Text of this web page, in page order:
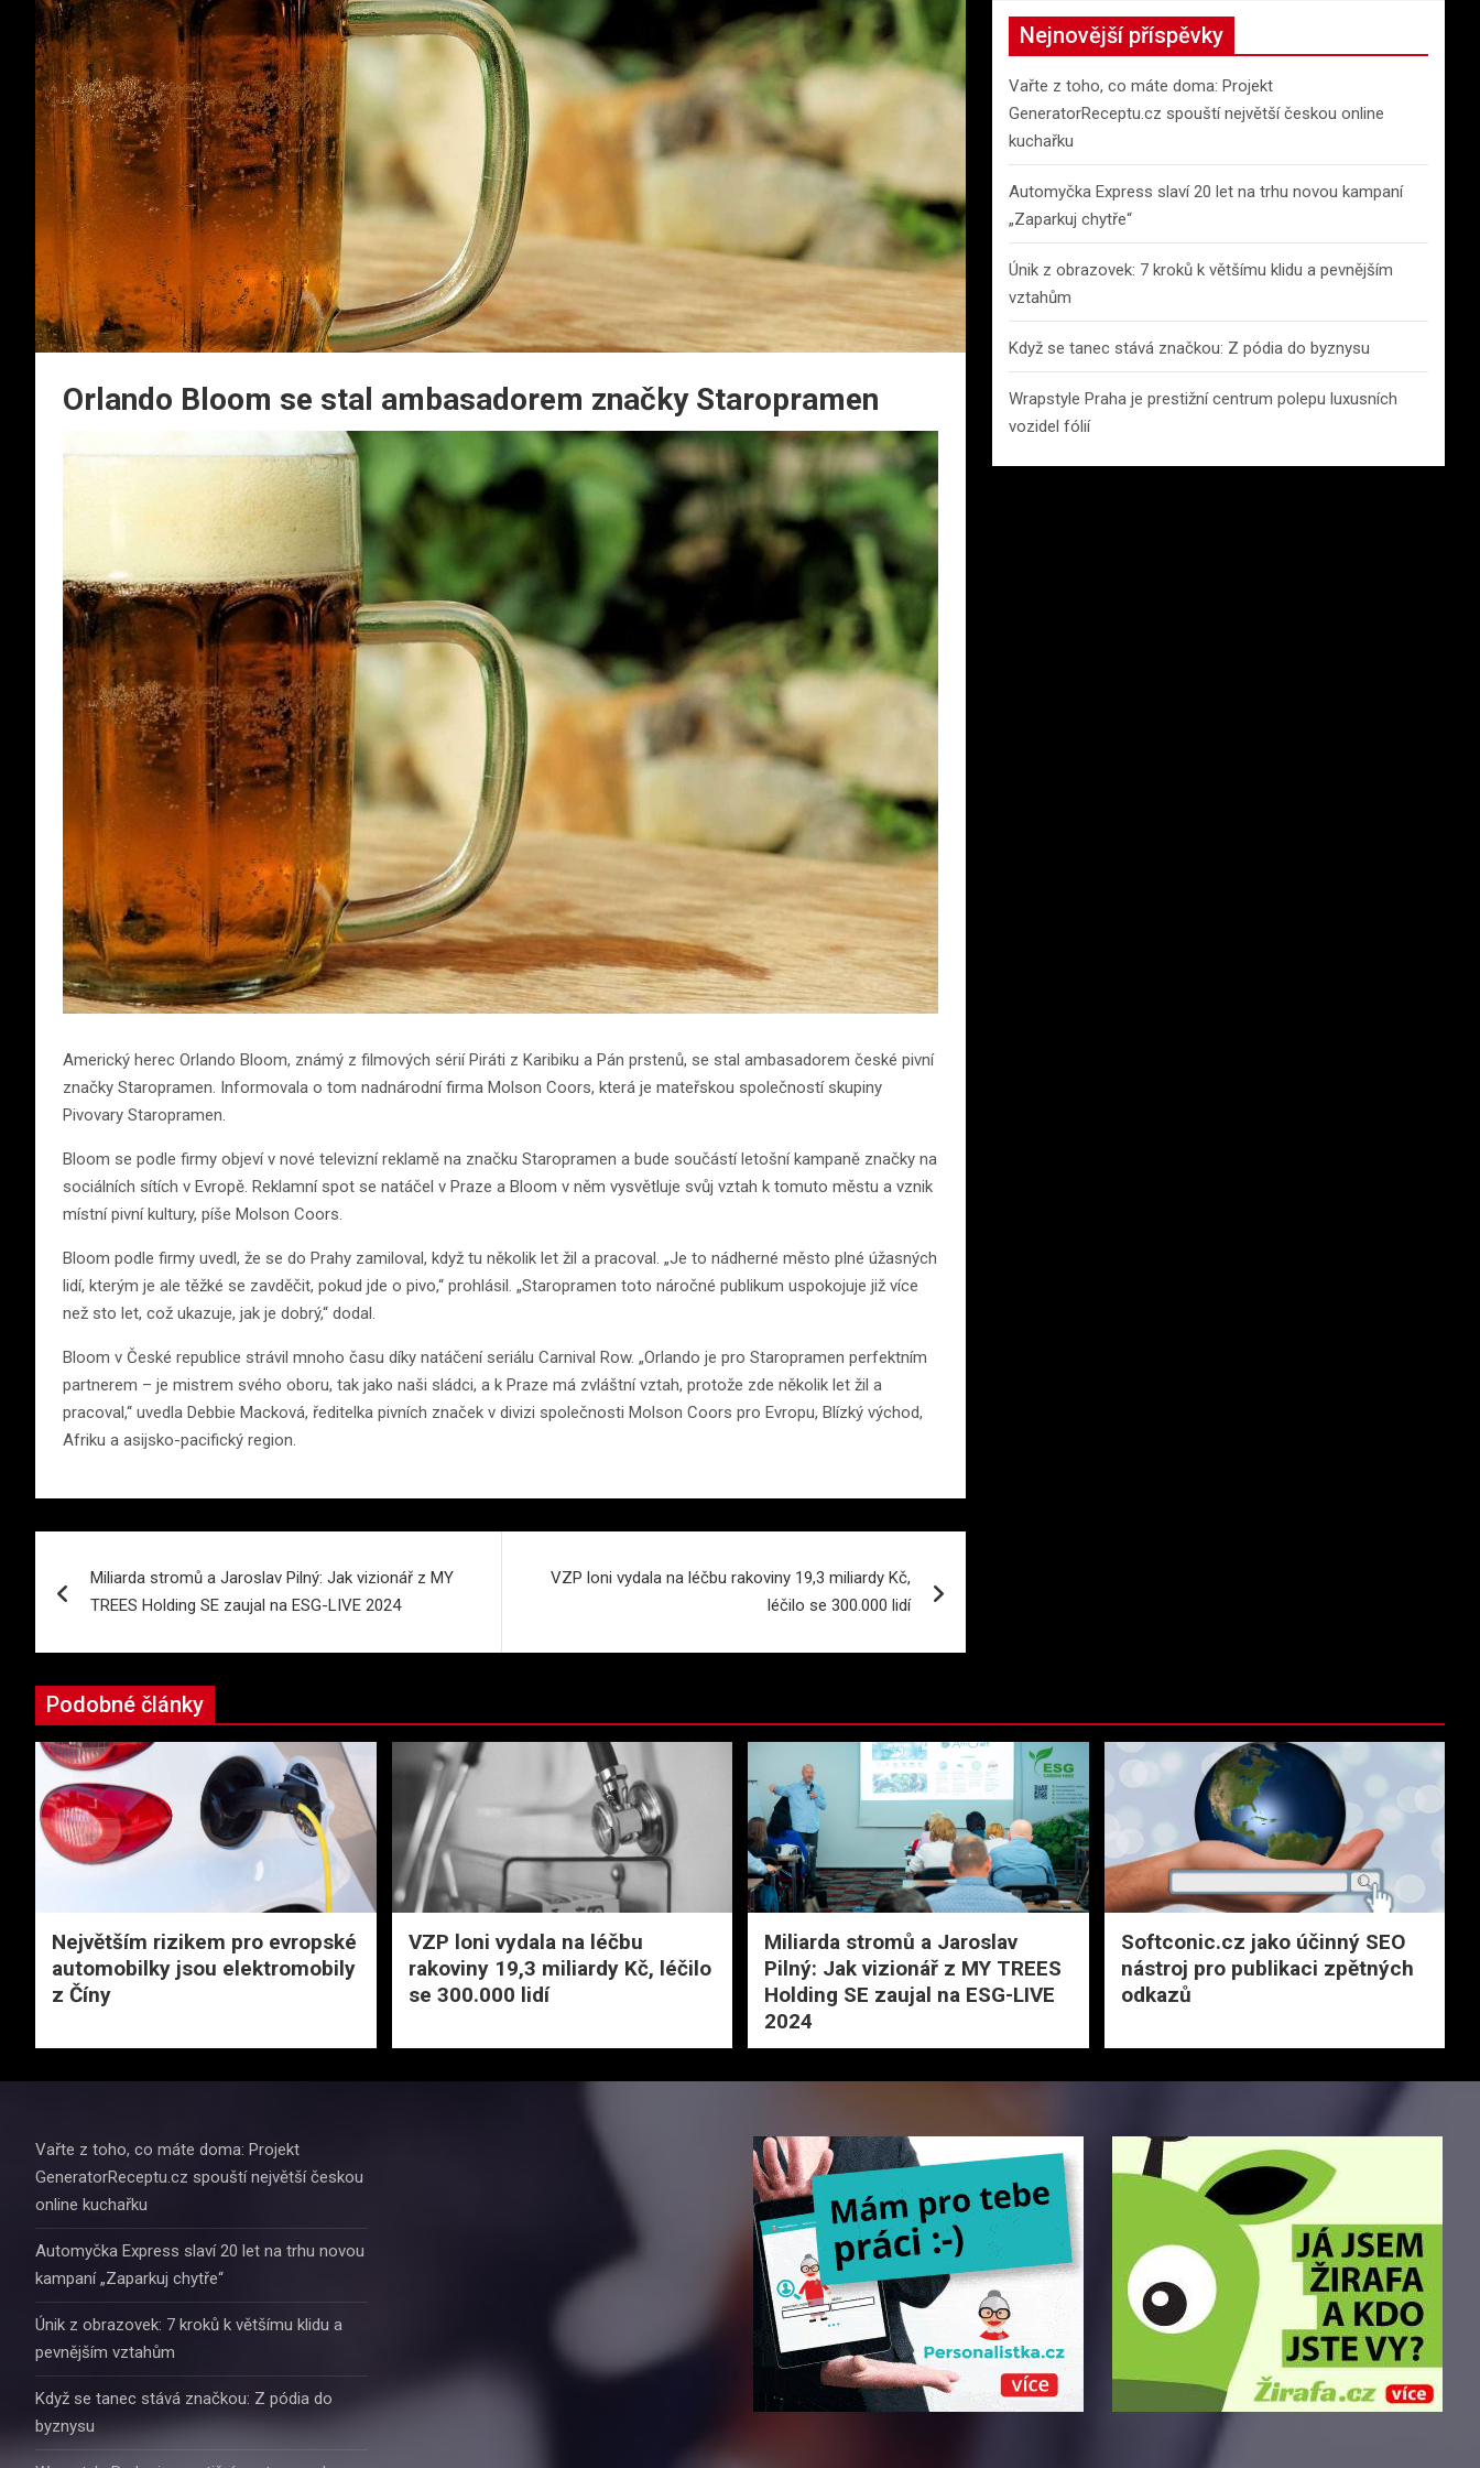
Orlando Bloom se stal ambasadorem značky Staropramen
Americký herec Orlando Bloom, známý z filmových sérií Piráti z Karibiku a Pán prstenů, se stal ambasadorem české pivní
značky Staropramen. Informovala o tom nadnárodní firma Molson Coors, která je mateřskou společností skupiny
Pivovary Staropramen.
Bloom se podle firmy objeví v nové televizní reklamě na značku Staropramen a bude součástí letošní kampaně značky na
sociálních sítích v Evropě. Reklamní spot se natáčel v Praze a Bloom v něm vysvětluje svůj vztah k tomuto městu a vznik
místní pivní kultury, píše Molson Coors.
Bloom podle firmy uvedl, že se do Prahy zamiloval, když tu několik let žil a pracoval. „Je to nádherné město plné úžasných
lidí, kterým je ale těžké se zavděčit, pokud jde o pivo,“ prohlásil. „Staropramen toto náročné publikum uspokojuje již více
než sto let, což ukazuje, jak je dobrý,“ dodal.
Bloom v České republice strávil mnoho času díky natáčení seriálu Carnival Row. „Orlando je pro Staropramen perfektním
partnerem – je mistrem svého oboru, tak jako naši sládci, a k Praze má zvláštní vztah, protože zde několik let žil a
pracoval,“ uvedla Debbie Macková, ředitelka pivních značek v divizi společnosti Molson Coors pro Evropu, Blízký východ,
Afriku a asijsko-pacifický region.
pro
příspěvek
Miliarda stromů a Jaroslav Pilný: Jak vizionář z MY
TREES Holding SE zaujal na ESG-LIVE 2024
VZP loni vydala na léčbu rakoviny 19,3 miliardy Kč,
léčilo se 300.000 lidí
h
Nejnovější příspěvky
Vařte z toho, co máte doma: Projekt
GeneratorReceptu.cz spouští největší českou online
kuchařku
Automyčka Express slaví 20 let na trhu novou kampaní
„Zaparkuj chytře“
Únik z obrazovek: 7 kroků k většímu klidu a pevnějším
vztahům
Když se tanec stává značkou: Z pódia do byznysu
Wrapstyle Praha je prestižní centrum polepu luxusních
vozidel fólií
Podobné články
Největším rizikem pro evropské
automobilky jsou elektromobily
z Číny
VZP loni vydala na léčbu
rakoviny 19,3 miliardy Kč, léčilo
se 300.000 lidí
Miliarda stromů a Jaroslav
Pilný: Jak vizionář z MY TREES
Holding SE zaujal na ESG-LIVE
2024
Softconic.cz jako účinný SEO
nástroj pro publikaci zpětných
odkazů
Vařte z toho, co máte doma: Projekt
GeneratorReceptu.cz spouští největší českou
online kuchařku
Automyčka Express slaví 20 let na trhu novou
kampaní „Zaparkuj chytře“
Únik z obrazovek: 7 kroků k většímu klidu a
pevnějším vztahům
Když se tanec stává značkou: Z pódia do
byznysu